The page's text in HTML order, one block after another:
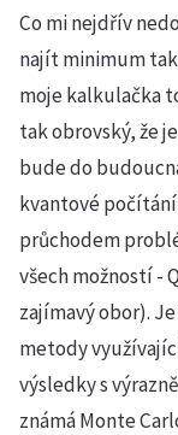
Co mi nejdřív
najít minimum
moje kalkulačka
tak obrovský, že
bude do
kvantové
průchodem
všech možností -
zajímavý obor).
metody
výsledky s
známá Monte